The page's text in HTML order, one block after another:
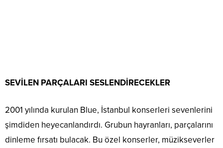
SEVİLEN PARÇALARI SESLENDİRECEKLER
2001 yılında kurulan Blue, İstanbul konserleri sevenlerini
şimdiden heyecanlandırdı. Grubun hayranları, parçalarını
dinleme fırsatı bulacak. Bu özel konserler, müzikseverler